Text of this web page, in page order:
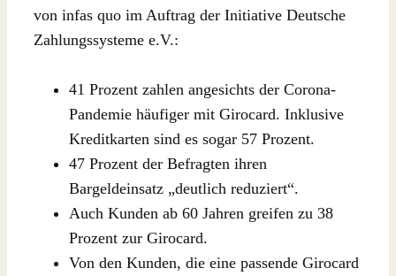
von infas quo im Auftrag der Initiative Deutsche
Zahlungssysteme e.V.:
41 Prozent zahlen angesichts der Corona-
Pandemie häufiger mit Girocard. Inklusive
Kreditkarten sind es sogar 57 Prozent.
47 Prozent der Befragten ihren
Bargeldeinsatz „deutlich reduziert“.
Auch Kunden ab 60 Jahren greifen zu 38
Prozent zur Girocard.
Von den Kunden, die eine passende Girocard